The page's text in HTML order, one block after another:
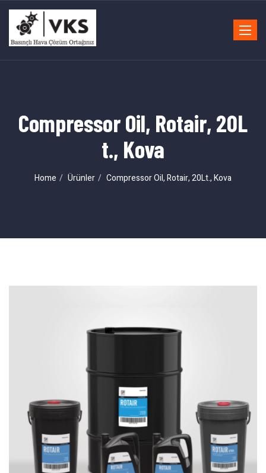
Toggle
Compressor Oil, Rotair, 20L
t., Kova
Home Ürünler Compressor Oil, Rotair, 20Lt., Kova